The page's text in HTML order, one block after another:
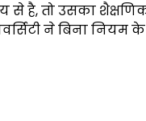
से है, तो उसका
ने बिना नियम